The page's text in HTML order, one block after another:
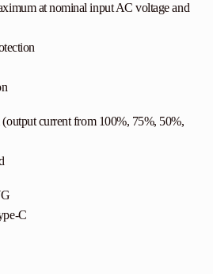
at nominal input AC voltage and
current from 100%, 75%, 50%,
C